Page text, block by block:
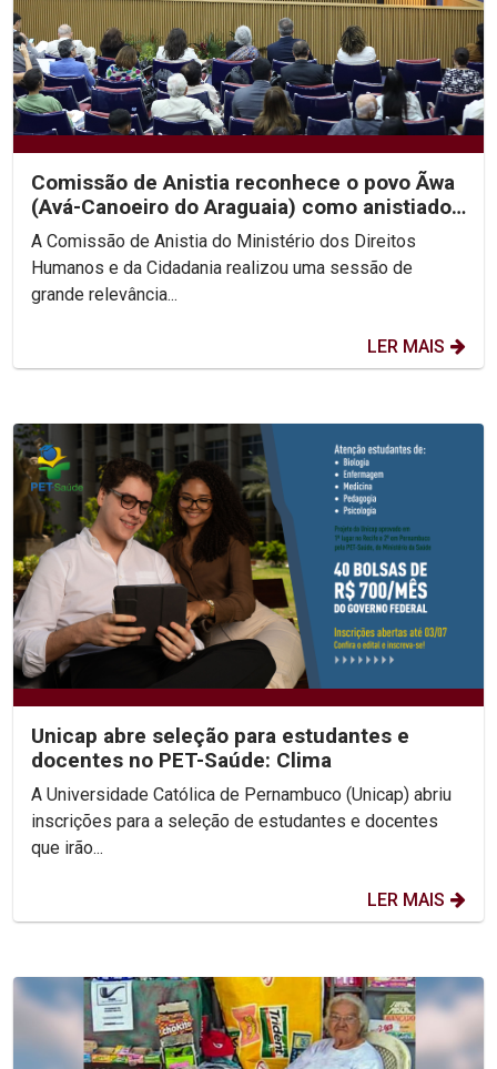
Comissão de Anistia reconhece o povo Ãwa
(Avá-Canoeiro do Araguaia) como anistiado
político coletivo
A Comissão de Anistia do Ministério dos Direitos
Humanos e da Cidadania realizou uma sessão de
grande relevância...
LER MAIS
Unicap abre seleção para estudantes e
docentes no PET-Saúde: Clima
A Universidade Católica de Pernambuco (Unicap) abriu
inscrições para a seleção de estudantes e docentes
que irão...
LER MAIS